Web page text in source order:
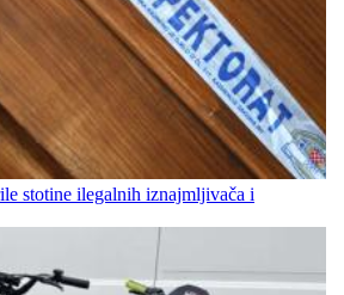
stotine ilegalnih iznajmljivača i